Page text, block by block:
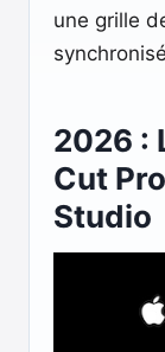
une grille
2026 :
Cut
Studio